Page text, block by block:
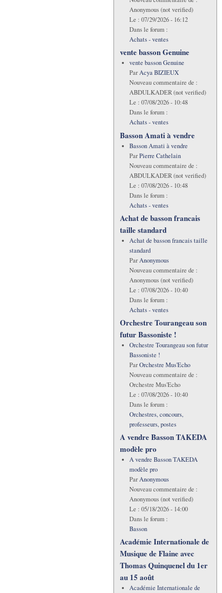
Anonymous (not verified)
Le : 07/29/2026 - 16:12
Dans le forum :
Achats - ventes
vente basson Genuine
vente basson Genuine
ParAcya BIZIEUX
Nouveau commentaire de :
ABDULKADER (not verified)
Le : 07/08/2026 - 10:48
Dans le forum :
Achats - ventes
Basson Amati à vendre
Basson Amati à vendre
ParPierre Cathelain
Nouveau commentaire de :
ABDULKADER (not verified)
Le : 07/08/2026 - 10:48
Dans le forum :
Achats - ventes
Achat de basson francais
taille standard
Achat de basson francais taille
standard
ParAnonymous
Nouveau commentaire de :
Anonymous (not verified)
Le : 07/08/2026 - 10:40
Dans le forum :
Achats - ventes
Orchestre Tourangeau son
futur Bassoniste !
Orchestre Tourangeau son futur
Bassoniste !
ParOrchestre Mus'Echo
Nouveau commentaire de :
Orchestre Mus'Echo
Le : 07/08/2026 - 10:40
Dans le forum :
Orchestres, concours,
professeurs, postes
A vendre Basson TAKEDA
modèle pro
A vendre Basson TAKEDA
modèle pro
ParAnonymous
Nouveau commentaire de :
Anonymous (not verified)
Le : 05/18/2026 - 14:00
Dans le forum :
Basson
Académie Internationale de
Musique de Flaine avec
Thomas Quinquenel du 1er
au 15 août
Académie Internationale de